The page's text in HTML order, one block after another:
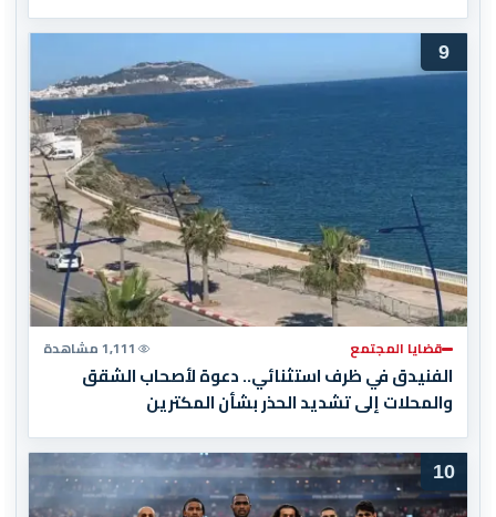
9
قضايا المجتمع 1,111 مشاهدة
الفنيدق في ظرف استثنائي.. دعوة لأصحاب الشقق
والمحلات إلى تشديد الحذر بشأن المكترين
10